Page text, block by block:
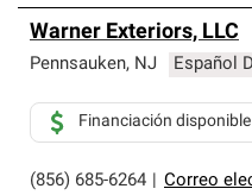
Warner Exteriors, LLC
Pennsauken, NJ Español
(856) 685-6264 Correo
Financiación disponible